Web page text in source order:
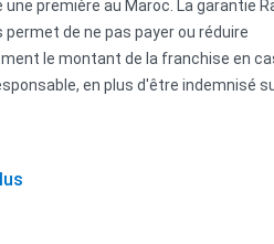
première au Maroc. La garantie
de ne pas payer ou réduire
le montant de la franchise en
en plus d'être indemnisé